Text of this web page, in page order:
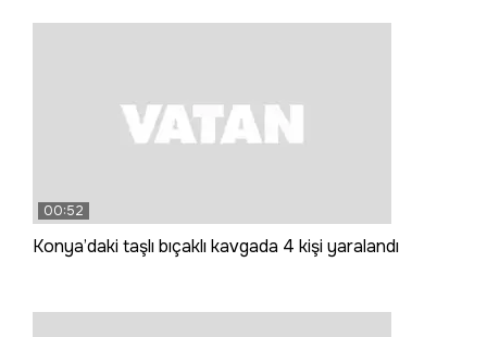
00:52
Konya’daki taşlı bıçaklı kavgada 4 kişi yaralandı